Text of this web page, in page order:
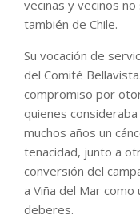
vecinas y vecinos
también de Chile.
Su vocación de
del Comité
compromiso por
quienes
muchos años un
tenacidad, junto a
conversión del
a Viña del Mar
deberes.